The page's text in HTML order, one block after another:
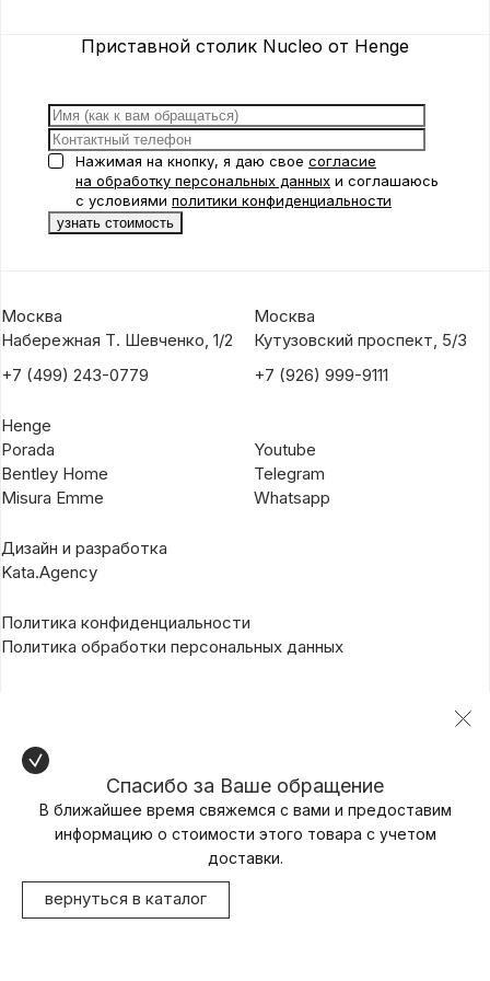
Приставной столик Nucleo от Henge
Нажимая на кнопку, я даю свое согласие
на обработку персональных данных и соглашаюсь
с условиями политики конфиденциальности
Москва
Набережная Т. Шевченко, 1/2
+7 (499) 243-0779
Москва
Кутузовский проспект, 5/3
+7 (926) 999-9111
Henge
Porada
Bentley Home
Misura Emme
Youtube
Telegram
Whatsapp
Дизайн и разработка
Kata.Agency
Политика конфиденциальности
Политика обработки персональных данных
Спасибо за Ваше обращение
В ближайшее время свяжемся с вами и предоставим
информацию о стоимости этого товара с учетом
доставки.
вернуться в каталог